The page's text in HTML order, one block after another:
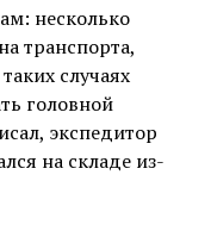
несколько
транспорта,
случаях
головной
экспедитор
на складе из-